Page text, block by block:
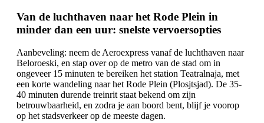
Van de luchthaven naar het Rode Plein in
minder dan een uur: snelste vervoersopties
Aanbeveling: neem de Aeroexpress vanaf de luchthaven naar
Beloroeski, en stap over op de metro van de stad om in
ongeveer 15 minuten te bereiken het station Teatralnaja, met
een korte wandeling naar het Rode Plein (Plosjtsjad). De 35-
40 minuten durende treinrit staat bekend om zijn
betrouwbaarheid, en zodra je aan boord bent, blijf je voorop
op het stadsverkeer op de meeste dagen.